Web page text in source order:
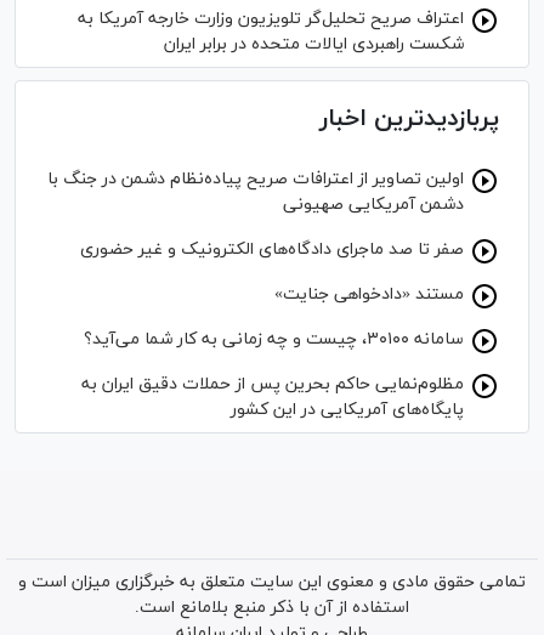
اعتراف صریح تحلیل‌گر تلویزیون وزارت خارجه آمریکا به
شکست راهبردی ایالات متحده در برابر ایران
پربازدیدترین اخبار
اولین تصاویر از اعترافات صریح پیاده‌نظام‌ دشمن در جنگ با
دشمن آمریکایی صهیونی
صفر تا صد ماجرای دادگاه‌های الکترونیک و غیر حضوری
مستند «دادخواهی جنایت»
سامانه ۳۰۱۰۰، چیست و چه زمانی به کار شما می‌آید؟
مظلوم‌نمایی حاکم بحرین پس از حملات دقیق ایران به
پایگاه‌های آمریکایی در این کشور
تمامی حقوق مادی و معنوی این سایت متعلق به خبرگزاری میزان است و
استفاده از آن با ذکر منبع بلامانع است.